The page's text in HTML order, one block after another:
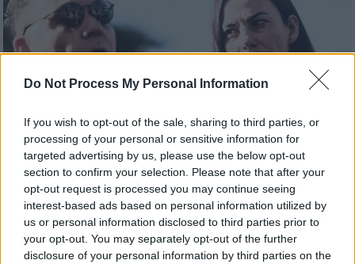
Do Not Process My Personal Information
If you wish to opt-out of the sale, sharing to third parties, or
processing of your personal or sensitive information for
targeted advertising by us, please use the below opt-out
section to confirm your selection. Please note that after your
opt-out request is processed you may continue seeing
interest-based ads based on personal information utilized by
us or personal information disclosed to third parties prior to
your opt-out. You may separately opt-out of the further
disclosure of your personal information by third parties on the
Ελλάδα|13.11.2023 13:49
Ελεύθερη χωρίς περιοριστικούς όρους η
Εύη Βατίδου - Τι είπε στην απολογία της